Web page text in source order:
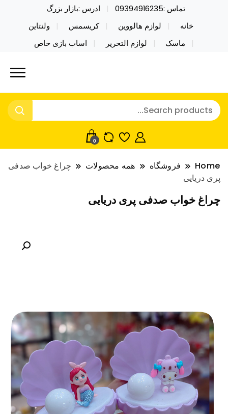
تماس :09394916235
ادرس :بازار بزرگ
خانه
لوازم هالووین کریسمس
ولنتاین
ماسک
لوازم التحریر اساب بازی خاص
نایکر توی فروش عمده لوازم هالووین
ولن تاین کادویی کریسمس اکسسوری
خرید محصولات خاص فیجت اسباب بازی تراول ماگ نایکر
توی فروش عمده لوازم هالووین ولن تاین کادویی
کریسمس اکسسوری ماسک در واردات مستقیم
0
Home فروشگاه همه محصولات
چراغ خواب صدفی
پری دریایی
چراغ خواب صدفی پری دریایی